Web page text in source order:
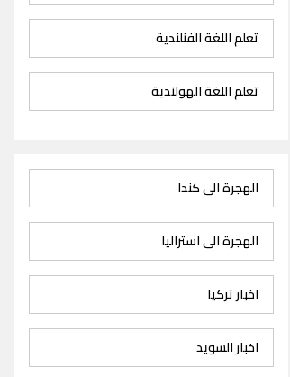
تعلم اللغة الفنلندية
تعلم اللغة الهولندية
الهجرة الى كندا
الهجرة الى استراليا
اخبار تركيا
اخبار السويد